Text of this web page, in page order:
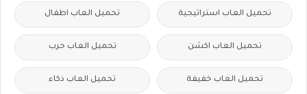
تحميل العاب استراتيجية تحميل العاب اطفال
تحميل العاب اكشن تحميل العاب حرب
تحميل العاب خفيفة تحميل العاب ذكاء